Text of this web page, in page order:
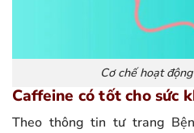
Cơ chế hoạt
Caffeine có tốt cho sức
Theo thông tin tư trang